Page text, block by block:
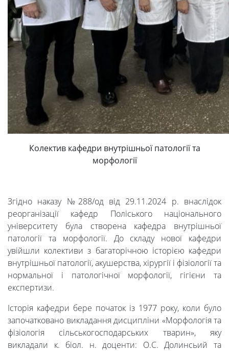
Колектив кафедри внутрішньої патології та
морфології
Згідно наказу №288/од від 29.11.2024 р. внаслідок
реорганізації кафедр Поліського національного
університету була створена кафедра внутрішньої
патології та морфології. До складу нової кафедри
увійшли колективи з багаторічною історією кафедри
внутрішньої патології, акушерства, хірургії і фізіології та
нормальної і патологічної морфології, гігієни та
експертизи.
Історія кафедри бере початок із 1977 року, коли було
започатковано викладання дисципліни «Морфологія та
фізіологія сільськогосподарських тварин», яку
викладали к. біол. н. доценти: О.С. Долинсьий та